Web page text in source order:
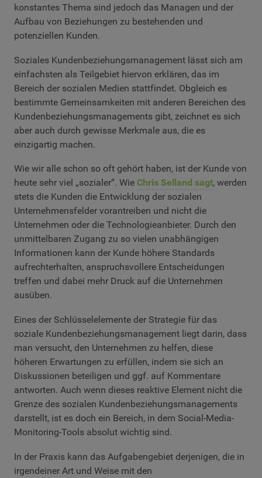
konstantes Thema sind jedoch das Managen und der
Aufbau von Beziehungen zu bestehenden und
potenziellen Kunden.
Soziales Kundenbeziehungsmanagement lässt sich am
einfachsten als Teilgebiet hiervon erklären, das im
Bereich der sozialen Medien stattfindet. Obgleich es
bestimmte Gemeinsamkeiten mit anderen Bereichen des
Kundenbeziehungsmanagements gibt, zeichnet es sich
aber auch durch gewisse Merkmale aus, die es
einzigartig machen.
Wie wir alle schon so oft gehört haben, ist der Kunde von
heute sehr viel „sozialer“. Wie Chris Selland sagt, werden
stets die Kunden die Entwicklung der sozialen
Unternehmensfelder vorantreiben und nicht die
Unternehmen oder die Technologieanbieter. Durch den
unmittelbaren Zugang zu so vielen unabhängigen
Informationen kann der Kunde höhere Standards
aufrechterhalten, anspruchsvollere Entscheidungen
treffen und dabei mehr Druck auf die Unternehmen
ausüben.
Eines der Schlüsselelemente der Strategie für das
soziale Kundenbeziehungsmanagement liegt darin, dass
man versucht, den Unternehmen zu helfen, diese
höheren Erwartungen zu erfüllen, indem sie sich an
Diskussionen beteiligen und ggf. auf Kommentare
antworten. Auch wenn dieses reaktive Element nicht die
Grenze des sozialen Kundenbeziehungsmanagements
darstellt, ist es doch ein Bereich, in dem Social-Media-
Monitoring-Tools absolut wichtig sind.
In der Praxis kann das Aufgabengebiet derjenigen, die in
irgendeiner Art und Weise mit den